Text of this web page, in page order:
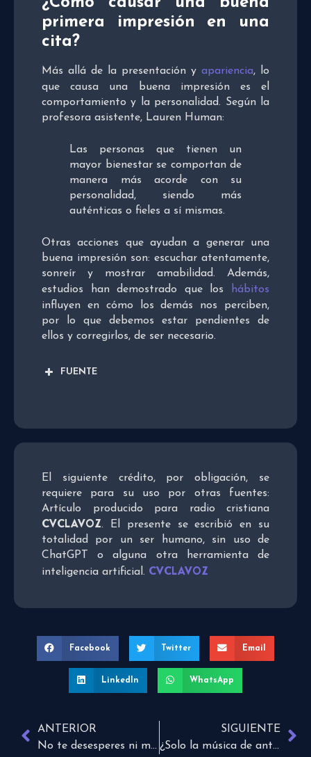
primera impresión en una
cita?
Más allá de la presentación y apariencia, lo
que causa una buena impresión es el
comportamiento y la personalidad. Según la
profesora asistente, Lauren Human:
Las personas que tienen un
mayor bienestar se comportan de
manera más acorde con su
personalidad, siendo más
auténticas o fieles a sí mismas.
Otras acciones que ayudan a generar una
buena impresión son: escuchar atentamente,
sonreír y mostrar amabilidad. Además,
estudios han demostrado que los
hábitos
influyen en cómo los demás nos perciben,
por lo que debemos estar pendientes de
ellos y corregirlos, de ser necesario.
FUENTE
El siguiente crédito, por obligación, se
requiere para su uso por otras fuentes:
Artículo producido para radio cristiana
CVCLAVOZ. El presente se escribió en su
totalidad por un ser humano, sin uso de
ChatGPT o alguna otra herramienta de
inteligencia artificial. CVCLAVOZ
Facebook Twitter Email
LinkedIn WhatsApp
ANTERIOR
No te desesperes ni menosprecies ninguna bendición
SIGUIENTE
¿Solo la música de antes adoraba a Dios?